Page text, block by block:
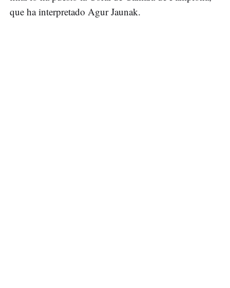
que ha interpretado Agur Jaunak.